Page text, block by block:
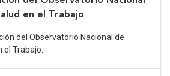
en el Trabajo
del Observatorio Nacional de
el Trabajo.